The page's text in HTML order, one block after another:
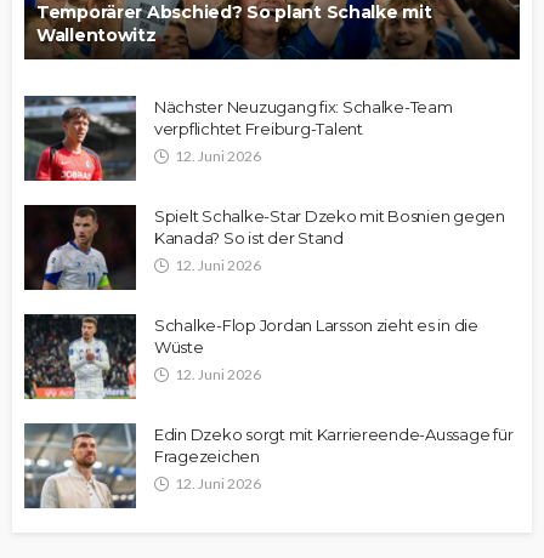
Temporärer Abschied? So plant Schalke mit
Wallentowitz
Nächster Neuzugang fix: Schalke-Team
verpflichtet Freiburg-Talent
12. Juni 2026
Spielt Schalke-Star Dzeko mit Bosnien gegen
Kanada? So ist der Stand
12. Juni 2026
Schalke-Flop Jordan Larsson zieht es in die
Wüste
12. Juni 2026
Edin Dzeko sorgt mit Karriereende-Aussage für
Fragezeichen
12. Juni 2026